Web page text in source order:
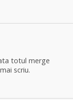
totul merge
scriu.